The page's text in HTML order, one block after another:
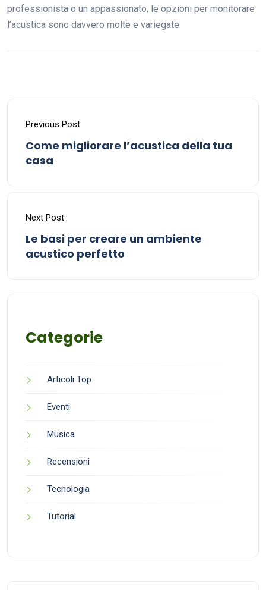
professionista o un appassionato, le opzioni per monitorare
l’acustica sono davvero molte e variegate.
Previous Post
Come migliorare l’acustica della tua
casa
Next Post
Le basi per creare un ambiente
acustico perfetto
Categorie
Articoli Top
Eventi
Musica
Recensioni
Tecnologia
Tutorial